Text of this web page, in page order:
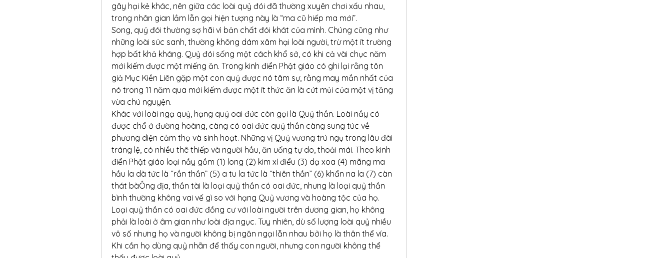
gây hại kẻ khác, nên giữa các loài quỷ đói đã thường xuyên chơi xấu nhau,
trong nhân gian lầm lẫn gọi hiện tượng này là “ma cũ hiếp ma mới”.
Song, quỷ đói thường sợ hãi vì bản chất đói khát của mình. Chúng cũng như
những loài súc sanh, thường không dám xâm hại loài người, trừ một ít trường
hợp bất khả kháng. Quỷ đói sống một cách khổ sở, có khi cả vài chục năm
mới kiếm được một miếng ăn. Trong kinh điển Phật giáo có ghi lại rằng tôn
giả Mục Kiền Liên gặp một con quỷ được nó tâm sự, rằng may mắn nhất của
nó trong 11 năm qua mới kiếm được một ít thức ăn là cứt mủi của một vị tăng
vừa chú nguyện.
Khác với loài ngạ quỷ, hạng quỷ oai đức còn gọi là Quỷ thần. Loài nầy có
được chổ ở đường hoàng, càng có oai đức quỷ thần càng sung túc về
phương diện cảm thọ và sinh hoạt. Những vị Quỷ vương trú ngụ trong lâu đài
tráng lệ, có nhiều thê thiếp và người hầu, ăn uống tự do, thoải mái. Theo kinh
điển Phật giáo loại nầy gồm (1) long (2) kim xí điểu (3) dạ xoa (4) mãng ma
hầu la dà tức là “rắn thần” (5) a tu la tức là “thiên thần” (6) khẩn na la (7) càn
thát bàÔng địa, thần tài là loại quỷ thần có oai đức, nhưng là loại quỷ thần
bình thường không vai vế gì so với hạng Quỷ vương và hoàng tộc của họ.
Loại quỷ thần có oai đức đồng cư với loài người trên dương gian, họ không
phải là loài ở âm gian như loài địa ngục. Tuy nhiên, dù số lượng loài quỷ nhiều
vô số nhưng họ và người không bị ngăn ngại lẫn nhau bởi họ là thân thể vía.
Khi cần họ dùng quỷ nhãn để thấy con người, nhưng con người không thể